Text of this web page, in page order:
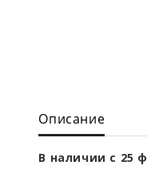
Описание
В наличии с 25